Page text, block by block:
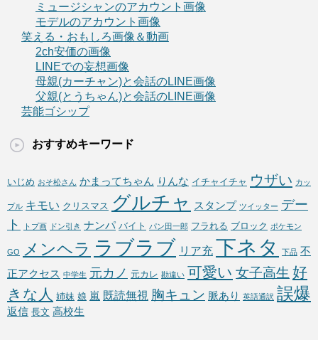
ミュージシャンのアカウント画像
モデルのアカウント画像
笑える・おもしろ画像＆動画
2ch安価の画像
LINEでの妄想画像
母親(カーチャン)と会話のLINE画像
父親(とうちゃん)と会話のLINE画像
芸能ゴシップ
おすすめキーワード
いじめ おそ松さん かまってちゃん りんな イチャイチャ ウザい カッ
プル キモい クリスマス グルチャ スタンプ ツイッター デー
ト
トプ画 ドン引き ナンパ バイト パン田一郎 フラれる ブロック ポケモン
GO メンヘラ ラブラブ リア充 下ネタ 下品 不
正アクセス 中学生 元カノ 元カレ 勘違い 可愛い 女子高生 好
きな人 姉妹 娘 嵐 既読無視 胸キュン 脈あり 英語通訳 誤爆
返信 長文 高校生